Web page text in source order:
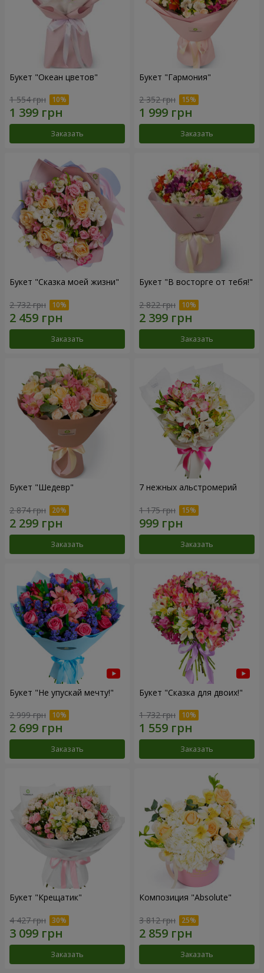
Букет "Океан цветов"
1 554 грн
Заказать
Букет "Гармония"
2 352 грн
Заказать
Букет "Сказка моей жизни"
2 732 грн
Заказать
Букет "В восторге от тебя!"
2 822 грн
Заказать
Букет "Шедевр"
2 874 грн
Заказать
7 нежных альстромерий
1 175 грн
Заказать
Букет "Не упускай мечту!"
2 999 грн
Заказать
Букет "Сказка для двоих!"
1 732 грн
Заказать
Букет "Крещатик"
4 427 грн
Заказать
Композиция "Absolute"
3 812 грн
Заказать